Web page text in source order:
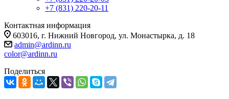
+7 (831) 220-20-11
Контактная информация
603016, г. Нижний Новгород, ул. Монастырка, д. 18
admin@ardinn.ru
color@ardinn.ru
Поделиться